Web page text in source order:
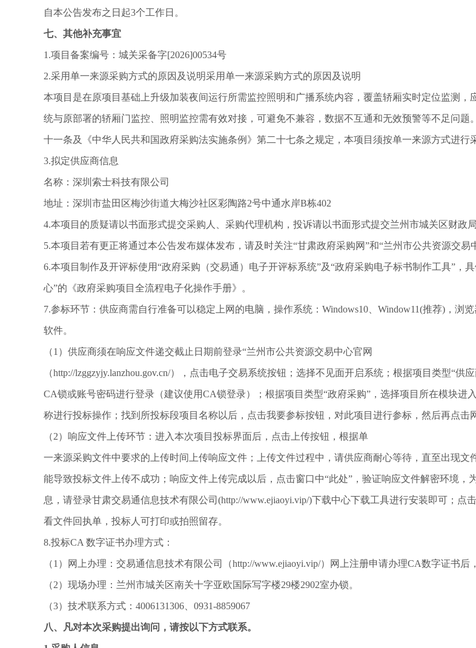
自本公告发布之日起3个工作日。
七、其他补充事宜
1.项目备案编号：城关采备字[2026]00534号
2.采用单一来源采购方式的原因及说明采用单一来源采购方式的原因及说明
本项目是在原项目基础上升级加装夜间运行所需监控照明和广播系统内容，覆盖轿厢实时定位监测
统与原部署的轿厢门监控、照明监控需有效对接，可避免不兼容，数据不互通和无效预警等不足问
十一条及《中华人民共和国政府采购法实施条例》第二十七条之规定，本项目须按单一来源方式进行
3.拟定供应商信息
名称：深圳索士科技有限公司
地址：深圳市盐田区梅沙街道大梅沙社区彩陶路2号中通水岸B栋402
4.本项目的质疑请以书面形式提交采购人、采购代理机构，投诉请以书面形式提交兰州市城关区财政
5.本项目若有更正将通过本公告发布媒体发布，请及时关注“甘肃政府采购网”和“兰州市公共资源交易
6.本项目制作及开评标使用“政府采购（交易通）电子开评标系统”及“政府采购电子标书制作工具”，
心”的《政府采购项目全流程电子化操作手册》。
7.参标环节：供应商需自行准备可以稳定上网的电脑，操作系统：Windows10、 Window11(推荐)，浏
软件。
（1）供应商须在响应文件递交截止日期前登录“兰州市公共资源交易中心官网
（http://lzggzyjy.lanzhou.gov.cn/），点击电子交易系统按钮；选择不见面开启系统；根据项目类型“
CA锁或账号密码进行登录（建议使用CA锁登录）；根据项目类型“政府采购”，选择项目所在模块
称进行投标操作；找到所投标段项目名称以后，点击我要参标按钮，对此项目进行参标，然后再点击
（2）响应文件上传环节：进入本次项目投标界面后，点击上传按钮，根据单
一来源采购文件中要求的上传时间上传响应文件；上传文件过程中，请供应商耐心等待，直至出现
能导致投标文件上传不成功；响应文件上传完成以后，点击窗口中“此处”，验证响应文件解密环境，
息，请登录甘肃交易通信息技术有限公司(http://www.ejiaoyi.vip/)下载中心下载工具进行安装即可；
看文件回执单，投标人可打印或拍照留存。
8.投标CA 数字证书办理方式：
（1）网上办理：交易通信息技术有限公司（http://www.ejiaoyi.vip/）网上注册申请办理CA数字证书后
（2）现场办理：兰州市城关区南关十字亚欧国际写字楼29楼2902室办锁。
（3）技术联系方式：4006131306、0931-8859067
八、凡对本次采购提出询问，请按以下方式联系。